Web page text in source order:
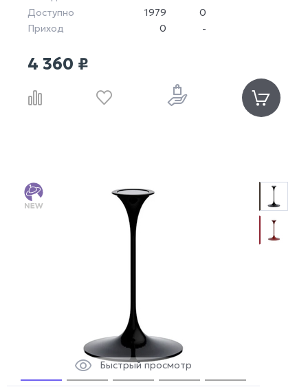
Доступно
1979
0
Приход
0 -
4 360 ₽
Быстрый просмотр